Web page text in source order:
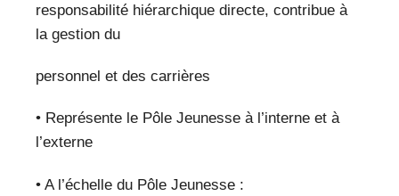
responsabilité hiérarchique directe, contribue à
la gestion du
personnel et des carrières
• Représente le Pôle Jeunesse à l’interne et à
l’externe
• A l’échelle du Pôle Jeunesse :